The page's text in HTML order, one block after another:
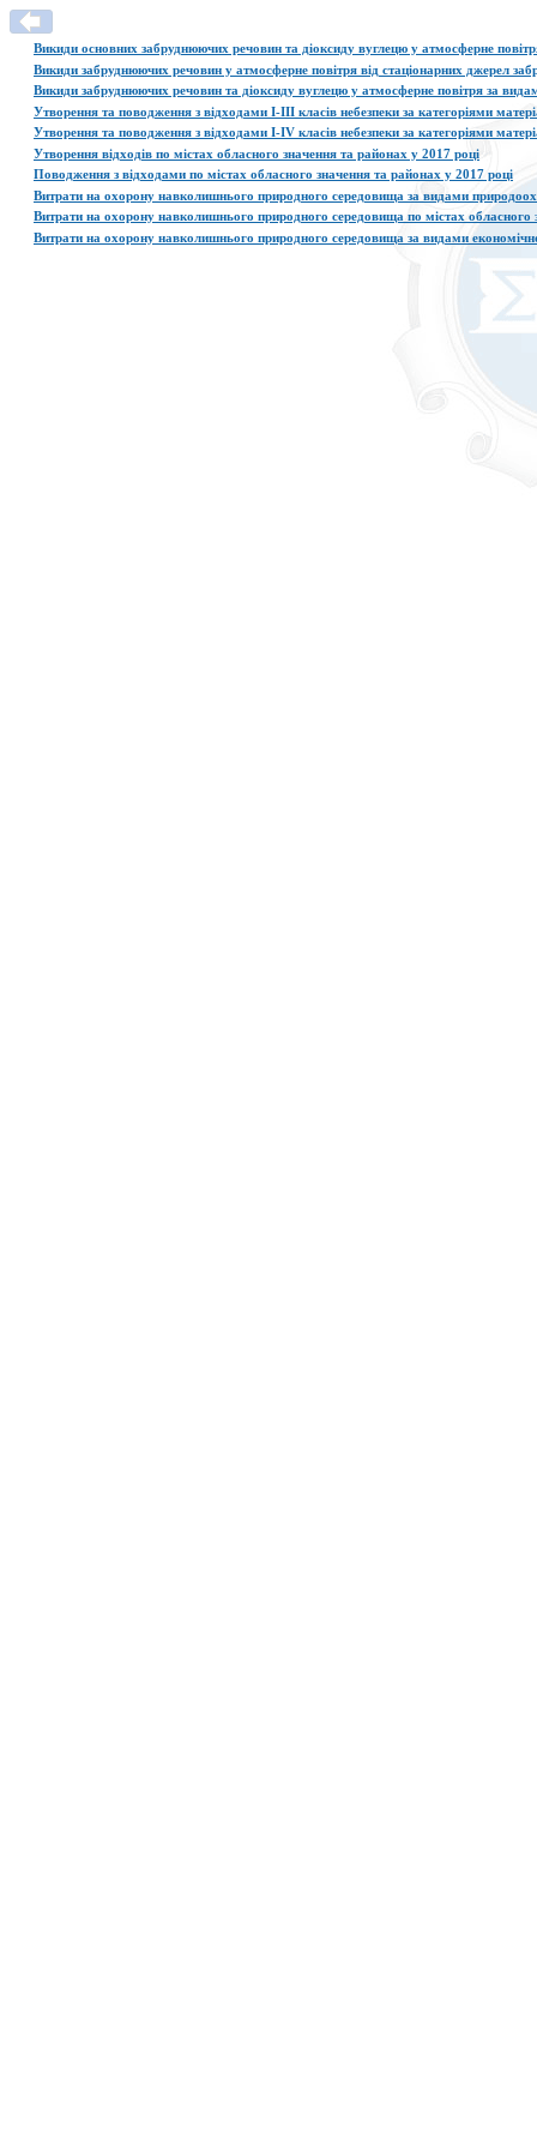
Викиди основних забруднюючих речовин та діоксиду вуглецю у атмосферне
Викиди забруднюючих речовин у атмосферне повітря від стаціонарних джерел
Викиди забруднюючих речовин та діоксиду вуглецю у атмосферне повітря за
Утворення та поводження з відходами І-ІІІ класів небезпеки за категоріями
Утворення та поводження з відходами І-ІV класів небезпеки за категоріями
Утворення відходів по містах обласного значення та районах у 2017 році
Поводження з відходами по містах обласного значення та районах у 2017 році
Витрати на охорону навколишнього природного середовища за видами
Витрати на охорону навколишнього природного середовища по містах обласного
Витрати на охорону навколишнього природного середовища за видами